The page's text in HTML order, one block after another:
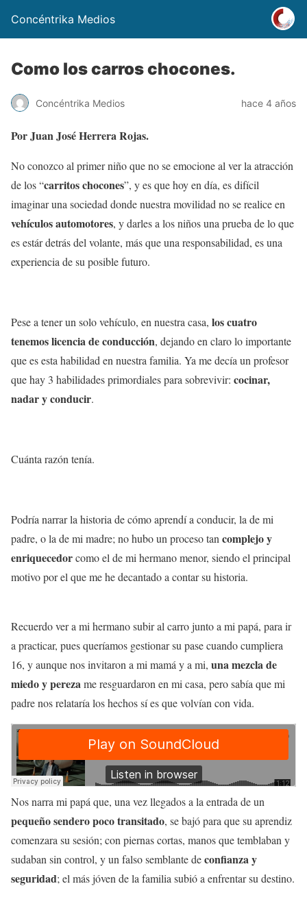
Concéntrika Medios
Como los carros chocones.
Concéntrika Medios hace 4 años
Por Juan José Herrera Rojas.
No conozco al primer niño que no se emocione al ver la atracción
de los “carritos chocones”, y es que hoy en día, es difícil
imaginar una sociedad donde nuestra movilidad no se realice en
vehículos automotores, y darles a los niños una prueba de lo que
es estár detrás del volante, más que una responsabilidad, es una
experiencia de su posible futuro.
Pese a tener un solo vehículo, en nuestra casa, los cuatro
tenemos licencia de conducción, dejando en claro lo importante
que es esta habilidad en nuestra familia. Ya me decía un profesor
que hay 3 habilidades primordiales para sobrevivir: cocinar,
nadar y conducir.
Cuánta razón tenía.
Podría narrar la historia de cómo aprendí a conducir, la de mi
padre, o la de mi madre; no hubo un proceso tan complejo y
enriquecedorcomo el de mi hermano menor, siendo el principal
motivo por el que me he decantado a contar su historia.
Recuerdo ver a mi hermano subir al carro junto a mi papá, para ir
a practicar, pues queríamos gestionar su pase cuando cumpliera
16, y aunque nos invitaron a mi mamá y a mi, una mezcla de
miedo y perezame resguardaron en mi casa, pero sabía que mi
padre nos relataría los hechos sí es que volvían con vida.
Nos narra mi papá que, una vez llegados a la entrada de un
pequeño sendero poco transitado, se bajó para que su aprendiz
comenzara su sesión; con piernas cortas, manos que temblaban y
sudaban sin control, y un falso semblante deconfianza y
seguridad; el más jóven de la familia subió a enfrentar su destino.